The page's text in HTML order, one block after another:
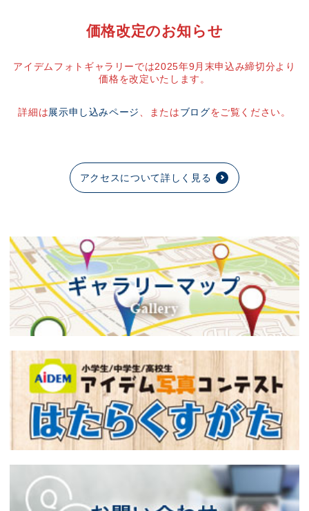
価格改定のお知らせ
アイデムフォトギャラリーでは2025年9月末申込み締切分より
価格を改定いたします。
詳細は展示申し込みページ 、またはブログをご覧ください。
アクセスについて詳しく見る